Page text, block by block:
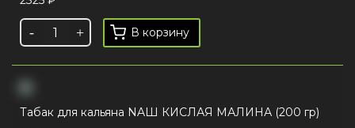
В корзину
Табак для кальяна NAШ КИСЛАЯ МАЛИНА (200 гр)